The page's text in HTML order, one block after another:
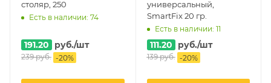
столяр, 250
Есть в наличии: 74
191.20 руб./шт
239руб. -20%
универсальный,
SmartFix 20 гр.
Есть в наличии: 11
111.20 руб./шт
139руб. -20%